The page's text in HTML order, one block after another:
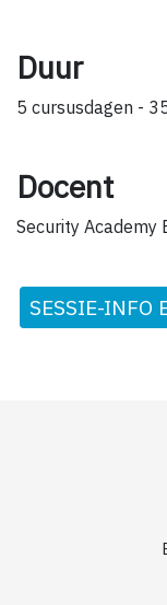
Duur
5 cursusdagen -
Docent
Security Academy
SESSIE-INFO